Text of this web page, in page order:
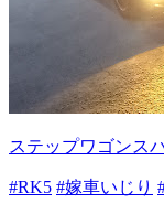
ステップワゴンス
#RK5 #嫁車いじり